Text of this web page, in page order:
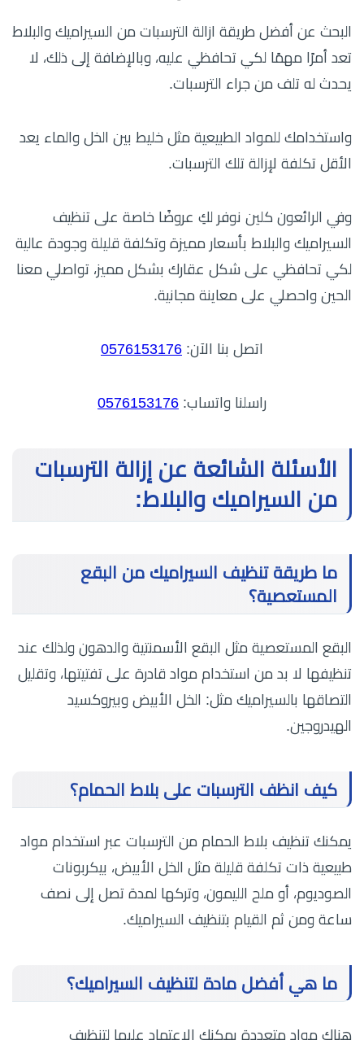
البحث عن أفضل طريقة ازالة الترسبات من السيراميك والبلاط
تعد أمرًا مهمًا لكي تحافظي عليه، وبالإضافة إلى ذلك، لا
يحدث له تلف من جراء الترسبات.
واستخدامك للمواد الطبيعية مثل خليط بين الخل والماء يعد
الأقل تكلفة لإزالة تلك الترسبات.
وفي الرائعون كلين نوفر لكِ عروضًا خاصة على تنظيف
السيراميك والبلاط بأسعار مميزة وتكلفة قليلة وجودة عالية
لكي تحافظي على شكل عقارك بشكل مميز، تواصلي معنا
الحين واحصلي على معاينة مجانية.
اتصل بنا الآن: 0576153176
راسلنا واتساب: 0576153176
الأسئلة الشائعة عن إزالة الترسبات
من السيراميك والبلاط:
ما طريقة تنظيف السيراميك من البقع
المستعصية؟
البقع المستعصية مثل البقع الأسمنتية والدهون ولذلك عند
تنظيفها لا بد من استخدام مواد قادرة على تفتيتها، وتقليل
التصاقها بالسيراميك مثل: الخل الأبيض وبيروكسيد
الهيدروجين.
كيف انظف الترسبات على بلاط الحمام؟
يمكنك تنظيف بلاط الحمام من الترسبات عبر استخدام مواد
طبيعية ذات تكلفة قليلة مثل الخل الأبيض، بيكربونات
الصوديوم، أو ملح الليمون، وتركها لمدة تصل إلى نصف
ساعة ومن ثم القيام بتنظيف السيراميك.
ما هي أفضل مادة لتنظيف السيراميك؟
هناك مواد متعددة يمكنك الاعتماد عليها لتنظيف